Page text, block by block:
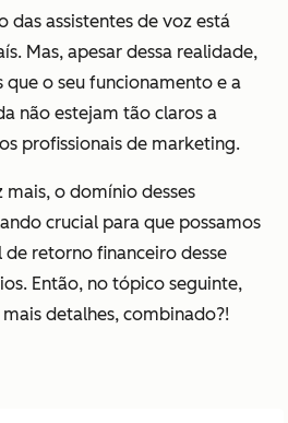
das assistentes de voz está
Mas, apesar dessa realidade,
o seu funcionamento e a
não estejam tão claros a
profissionais de marketing.
o domínio desses
crucial para que possamos
retorno financeiro desse
Então, no tópico seguinte,
detalhes, combinado?!